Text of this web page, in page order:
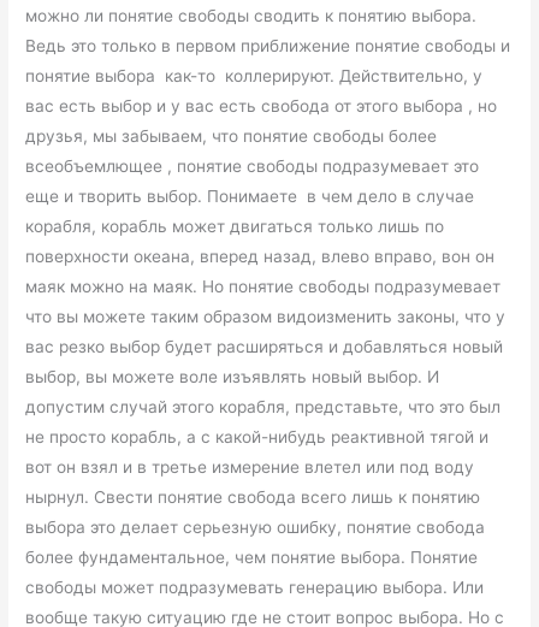
можно ли понятие свободы сводить к понятию выбора.
Ведь это только в первом приближение понятие свободы и
понятие выбора как-то коллерируют. Действительно, у
вас есть выбор и у вас есть свобода от этого выбора , но
друзья, мы забываем, что понятие свободы более
всеобъемлющее , понятие свободы подразумевает это
еще и творить выбор. Понимаете в чем дело в случае
корабля, корабль может двигаться только лишь по
поверхности океана, вперед назад, влево вправо, вон он
маяк можно на маяк. Но понятие свободы подразумевает
что вы можете таким образом видоизменить законы, что у
вас резко выбор будет расширяться и добавляться новый
выбор, вы можете воле изъявлять новый выбор. И
допустим случай этого корабля, представьте, что это был
не просто корабль, а с какой-нибудь реактивной тягой и
вот он взял и в третье измерение влетел или под воду
нырнул. Свести понятие свобода всего лишь к понятию
выбора это делает серьезную ошибку, понятие свобода
более фундаментальное, чем понятие выбора. Понятие
свободы может подразумевать генерацию выбора. Или
вообще такую ситуацию где не стоит вопрос выбора. Но с